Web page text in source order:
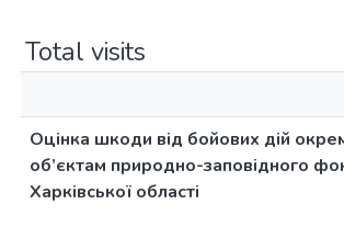
Total visits
Оцінка шкоди від бойових дій
об’єктам природно-заповідного
Харківської області